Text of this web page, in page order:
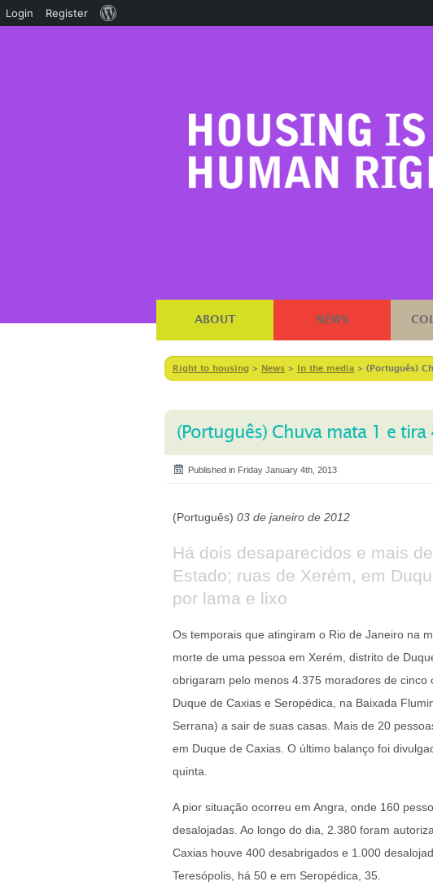
ABOUT NEWS
Right to housing > News > In the media > (Português)
(Português) Chuva mata 1 e
Published in Friday January 4th, 2013
(Português) 03 de janeiro de 2012
Há dois desaparecidos e mais
Estado; ruas de Xerém, em
por lama e lixo
Os temporais que atingiram o Rio de Janeiro na
morte de uma pessoa em Xerém, distrito de
obrigaram pelo menos 4.375 moradores de cinco
Duque de Caxias e Seropédica, na Baixada
Serrana) a sair de suas casas. Mais de 20
em Duque de Caxias. O último balanço foi
quinta.
A pior situação ocorreu em Angra, onde 160
desalojadas. Ao longo do dia, 2.380 foram
Caxias houve 400 desabrigados e 1.000
Teresópolis, há 50 e em Seropédica, 35.
Login Register